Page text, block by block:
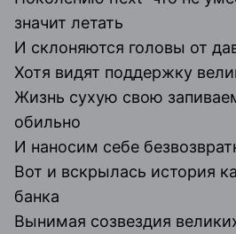
значит летать
И склоняются головы от
Хотя видят поддержку
Жизнь сухую свою
обильно
И наносим себе
Вот и вскрылась история
банка
Вынимая созвездия